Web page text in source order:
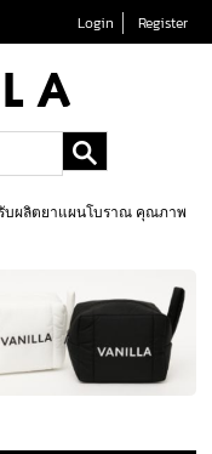
Login Register
บผลิตยาแผนโบราณ คุณภาพ